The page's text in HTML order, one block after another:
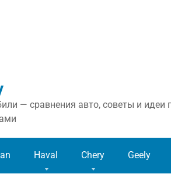
— сравнения авто, советы и идеи
Haval Chery Geely